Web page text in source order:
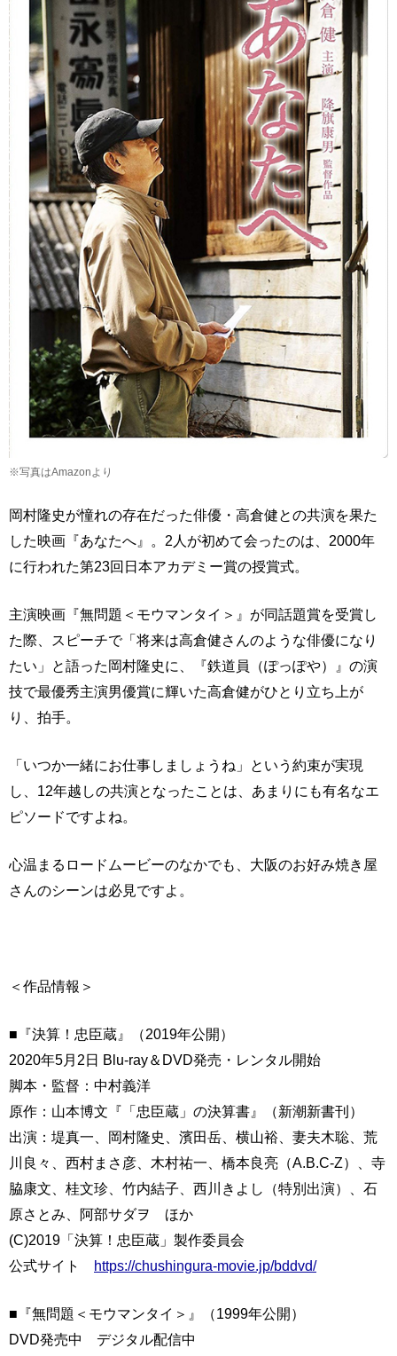
※写真はAmazonより
岡村隆史が憧れの存在だった俳優・高倉健との共演を果た
した映画『あなたへ』。2人が初めて会ったのは、2000年
に行われた第23回日本アカデミー賞の授賞式。
主演映画『無問題＜モウマンタイ＞』が同話題賞を受賞し
た際、スピーチで「将来は高倉健さんのような俳優になり
たい」と語った岡村隆史に、『鉄道員（ぽっぽや）』の演
技で最優秀主演男優賞に輝いた高倉健がひとり立ち上が
り、拍手。
「いつか一緒にお仕事しましょうね」という約束が実現
し、12年越しの共演となったことは、あまりにも有名なエ
ピソードですよね。
心温まるロードムービーのなかでも、大阪のお好み焼き屋
さんのシーンは必見ですよ。
＜作品情報＞
■『決算！忠臣蔵』（2019年公開）
2020年5月2日 Blu-ray＆DVD発売・レンタル開始
脚本・監督：中村義洋
原作：山本博文『「忠臣蔵」の決算書』（新潮新書刊）
出演：堤真一、岡村隆史、濱田岳、横山裕、妻夫木聡、荒
川良々、西村まさ彦、木村祐一、橋本良亮（A.B.C-Z）、寺
脇康文、桂文珍、竹内結子、西川きよし（特別出演）、石
原さとみ、阿部サダヲ ほか
(C)2019「決算！忠臣蔵」製作委員会
公式サイト
https://chushingura-movie.jp/bddvd/
■『無問題＜モウマンタイ＞』（1999年公開）
DVD発売中 デジタル配信中